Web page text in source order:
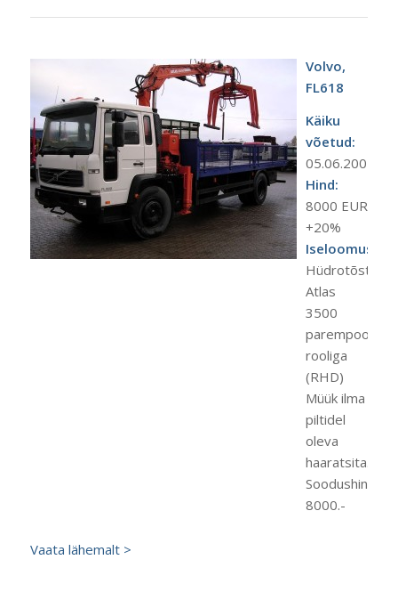
Volvo,
FL618
Käiku
võetud:
05.06.2001.a.
Hind:
8000 EUR
+20%
Iseloomustus:
Hüdrotõstuk
Atlas
3500
parempoolse
rooliga
(RHD)
Müük ilma
piltidel
oleva
haaratsita.
Soodushind
8000.-
Vaata lähemalt >